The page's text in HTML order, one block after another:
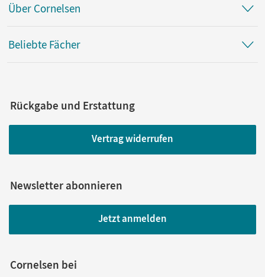
Über Cornelsen
Beliebte Fächer
Rückgabe und Erstattung
Vertrag widerrufen
Newsletter abonnieren
Jetzt anmelden
Cornelsen bei